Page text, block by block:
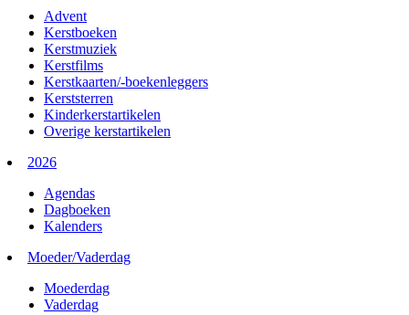
Advent
Kerstboeken
Kerstmuziek
Kerstfilms
Kerstkaarten/-boekenleggers
Kerststerren
Kinderkerstartikelen
Overige kerstartikelen
2026
Agendas
Dagboeken
Kalenders
Moeder/Vaderdag
Moederdag
Vaderdag